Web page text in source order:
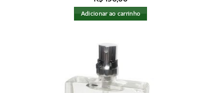
Adicionar ao carrinho